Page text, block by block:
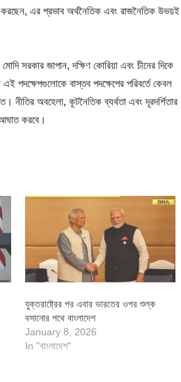
করছেন, এর প্রভাব অর্থনৈতিক এবং রাজনৈতিক উভয়ই
সরকার জাপান, দক্ষিণ কোরিয়া এবং চীনের দিকে
পদক্ষেপগুলোকে বাস্তব পদক্ষেপের পরিবর্তে কেবল
নীতির অবহেলা, কূটনৈতিক ব্যর্থতা এবং দূরদর্শিতার
করবে।
যুক্তরাষ্ট্রের পর এবার ভারতের ওপর শুল্ক
বসানোর পথে বাংলাদেশ
January 8, 2026
In "বাংলাদেশ"